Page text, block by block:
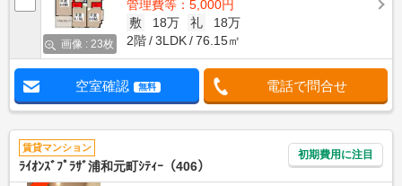
画像 : 23枚
管理費等：5,000円
敷
18万 礼
18万
2階
3LDK 76.15㎡
空室確認 無料 電話で問合せ
賃貸マンション
ﾗｲｵﾝｽﾞﾌﾟﾗｻﾞ浦和元町ｼﾃｨｰ（406）
初期費用に注目